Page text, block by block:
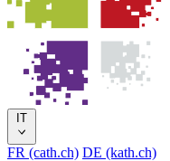
IT
FR (cath.ch) DE (kath.ch)